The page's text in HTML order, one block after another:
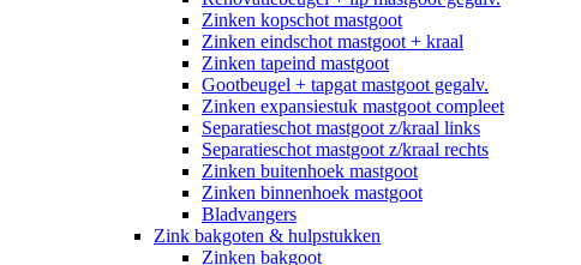
Zinken kopschot mastgoot
Zinken eindschot mastgoot + kraal
Zinken tapeind mastgoot
Gootbeugel + tapgat mastgoot gegalv.
Zinken expansiestuk mastgoot compleet
Separatieschot mastgoot z/kraal links
Separatieschot mastgoot z/kraal rechts
Zinken buitenhoek mastgoot
Zinken binnenhoek mastgoot
Bladvangers
Zink bakgoten & hulpstukken
Zinken bakgoot